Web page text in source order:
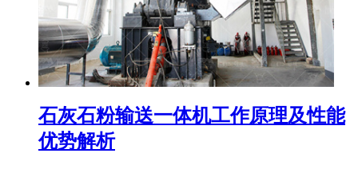
石灰石粉输送一体机工作原理及性能
优势解析